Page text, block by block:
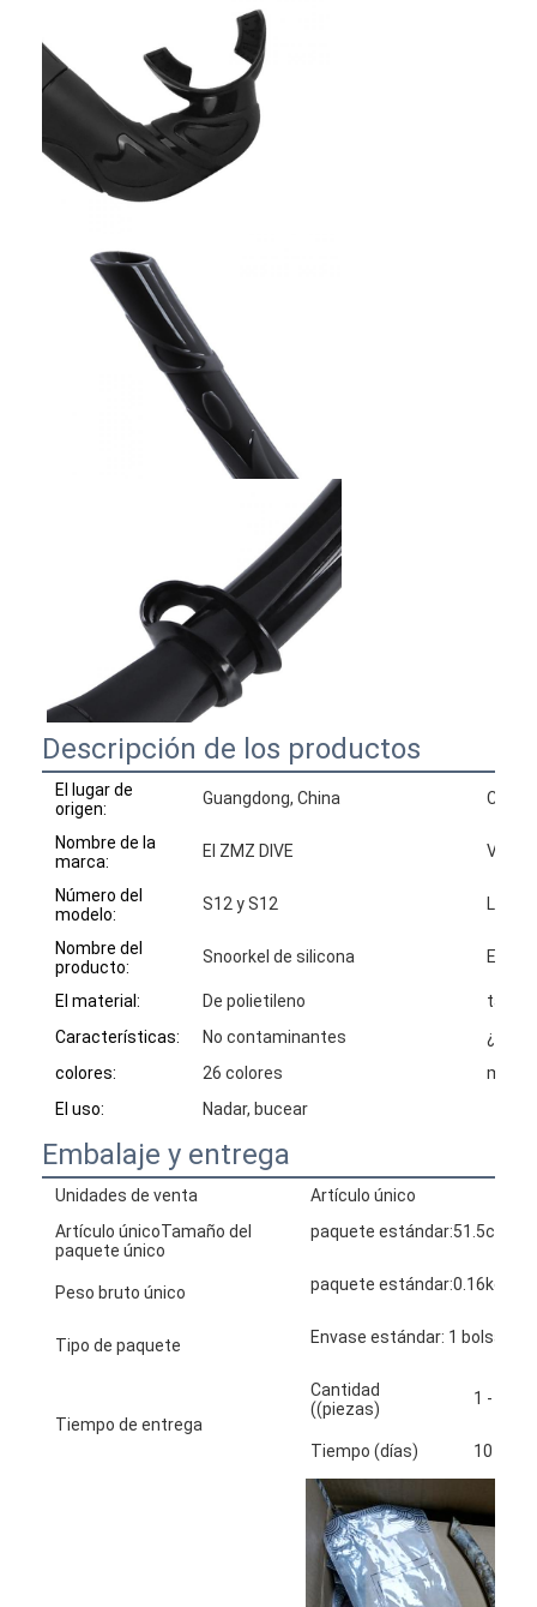
Descripción de los productos
El lugar de
origen:
Guangdong, China
Nombre de la
marca:
El ZMZ DIVE
Número del
modelo:
S12 y S12
Nombre del
producto:
Snoorkel de silicona El
El material: De polietileno
Características:
No contaminantes
¿ Qué
colores:
26 colores
El uso:
Nadar, bucear
Embalaje y entrega
Unidades de venta
Artículo único
Artículo únicoTamaño del
paquete único
paquete estándar:51.5cm *
Peso bruto único paquete estándar:0.16kg
Tipo de paquete Envase estándar: 1 bolsa de
Tiempo de entrega
Cantidad
((piezas)
1 - 100
Tiempo (días) 10